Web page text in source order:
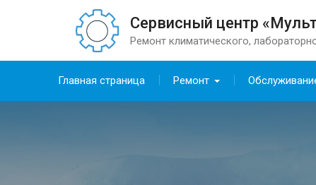
Сервисный центр
Ремонт климатического,
Главная страница Ремонт